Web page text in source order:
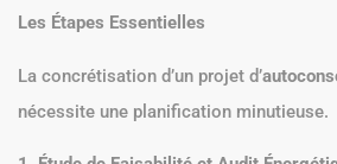
Les Étapes Essentielles
La concrétisation d’un projet d’
nécessite une planification minutieuse.